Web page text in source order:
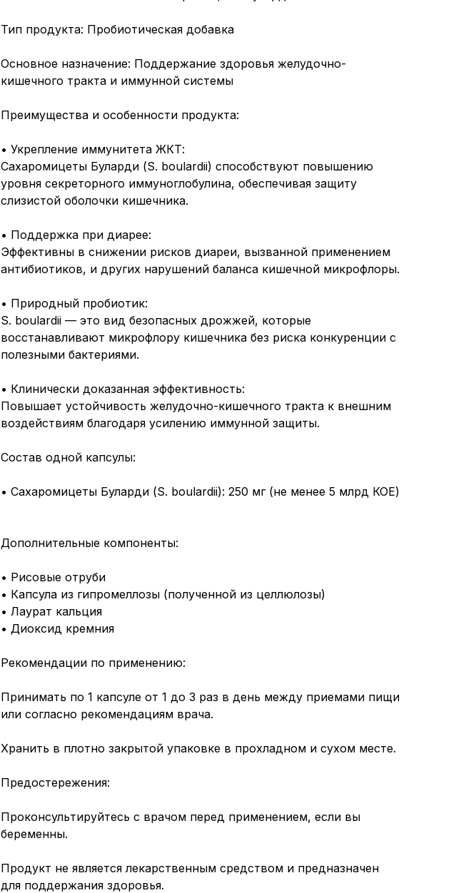
Тип продукта: Пробиотическая добавка
Основное назначение: Поддержание здоровья желудочно-
кишечного тракта и иммунной системы
Преимущества и особенности продукта:
• Укрепление иммунитета ЖКТ:
Сахаромицеты Буларди (S. boulardii) способствуют повышению
уровня секреторного иммуноглобулина, обеспечивая защиту
слизистой оболочки кишечника.
• Поддержка при диарее:
Эффективны в снижении рисков диареи, вызванной применением
антибиотиков, и других нарушений баланса кишечной микрофлоры.
• Природный пробиотик:
S. boulardii — это вид безопасных дрожжей, которые
восстанавливают микрофлору кишечника без риска конкуренции с
полезными бактериями.
• Клинически доказанная эффективность:
Повышает устойчивость желудочно-кишечного тракта к внешним
воздействиям благодаря усилению иммунной защиты.
Состав одной капсулы:
• Сахаромицеты Буларди (S. boulardii): 250 мг (не менее 5 млрд КОЕ)
Дополнительные компоненты:
• Рисовые отруби
• Капсула из гипромеллозы (полученной из целлюлозы)
• Лаурат кальция
• Диоксид кремния
Рекомендации по применению:
Принимать по 1 капсуле от 1 до 3 раз в день между приемами пищи
или согласно рекомендациям врача.
Хранить в плотно закрытой упаковке в прохладном и сухом месте.
Предостережения:
Проконсультируйтесь с врачом перед применением, если вы
беременны.
Продукт не является лекарственным средством и предназначен
для поддержания здоровья.